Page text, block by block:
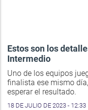
Estos son los
Intermedio
Uno de los equipos
finalista ese mismo
esperar el resultado.
18 DE JULIO DE 2023 - 12:33